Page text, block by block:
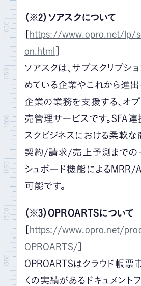
（※2）ソアスクについて
https://www.opro.net/lp/
on.html
ソアスクは、サブスクリプシ
めている企業やこれから進
企業の業務を支援する、オ
売管理サービスです。SFA連
スクビジネスにおける柔軟
契約/請求/売上予測までの
シュボード機能によるMRR/
可能です。
（※3）OPROARTSについて
https://www.opro.net/
OPROARTS/
OPROARTSはクラウド帳票
くの実績があるドキュメント